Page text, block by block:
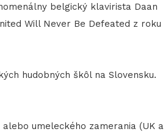
belgický klavirista Daan
Will Never Be Defeated z roku
hudobných škôl na Slovensku.
umeleckého zamerania (UK a